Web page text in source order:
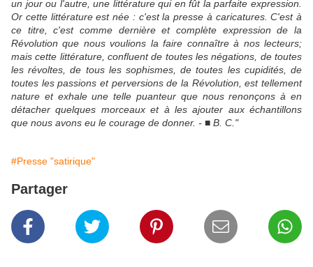
un jour ou l'autre, une littérature qui en fût la parfaite expression.
Or cette littérature est née : c'est la presse à caricatures. C'est à
ce titre, c'est comme dernière et complète expression de la
Révolution que nous voulions la faire connaître à nos lecteurs;
mais cette littérature, confluent de toutes les négations, de toutes
les révoltes, de tous les sophismes, de toutes les cupidités, de
toutes les passions et perversions de la Révolution, est tellement
nature et exhale une telle puanteur que nous renonçons à en
détacher quelques morceaux et à les ajouter aux échantillons
que nous avons eu le courage de donner. - ■ B. C."
#Presse "satirique"
Partager